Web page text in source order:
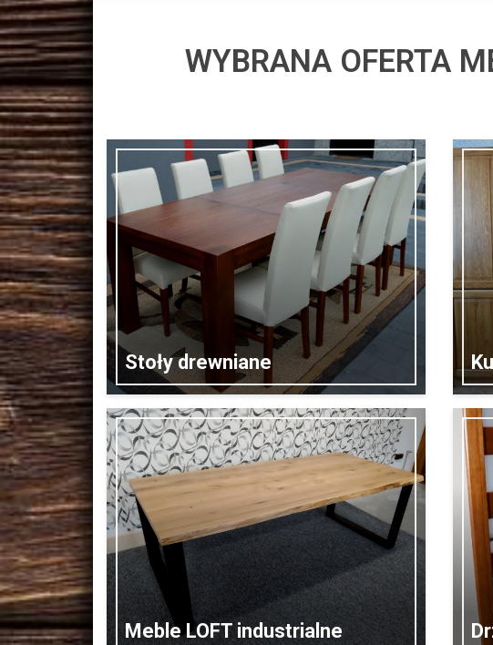
WYBRANA OFERTA
Stoły drewniane
Meble LOFT industrialne